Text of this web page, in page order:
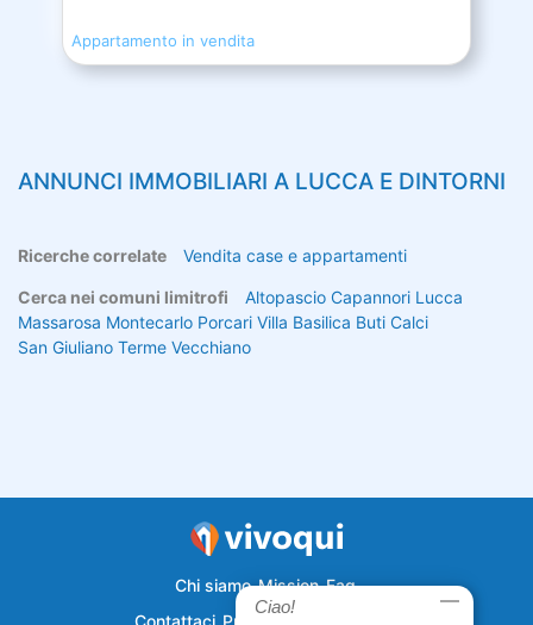
Appartamento in vendita
ANNUNCI IMMOBILIARI A LUCCA E DINTORNI
Ricerche correlate Vendita case e appartamenti
Cerca nei comuni limitrofi Altopascio Capannori Lucca
Massarosa Montecarlo Porcari Villa Basilica Buti Calci
San Giuliano Terme Vecchiano
Chi siamo Mission Faq
Contattaci Privacy
Ciao!